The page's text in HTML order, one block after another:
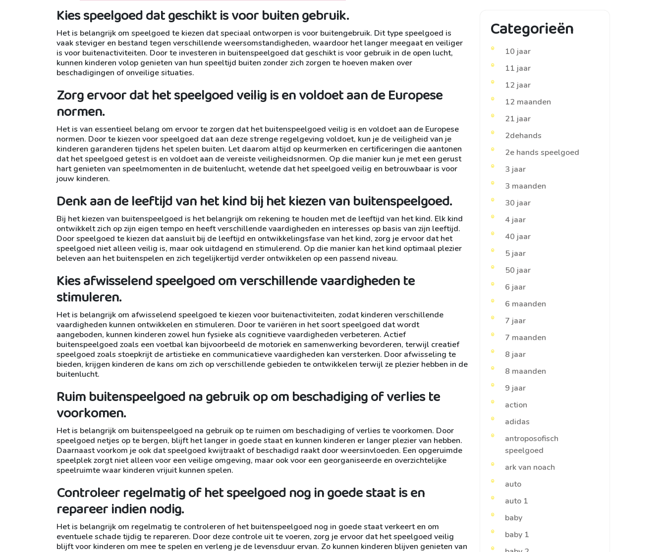
Kies speelgoed dat geschikt is voor buiten gebruik.
Het is belangrijk om speelgoed te kiezen dat speciaal ontworpen is voor buitengebruik. Dit type speelgoed is
vaak steviger en bestand tegen verschillende weersomstandigheden, waardoor het langer meegaat en veiliger
is voor buitenactiviteiten. Door te investeren in buitenspeelgoed dat geschikt is voor gebruik in de open lucht,
kunnen kinderen volop genieten van hun speeltijd buiten zonder zich zorgen te hoeven maken over
beschadigingen of onveilige situaties.
Zorg ervoor dat het speelgoed veilig is en voldoet aan de Europese
normen.
Het is van essentieel belang om ervoor te zorgen dat het buitenspeelgoed veilig is en voldoet aan de Europese
normen. Door te kiezen voor speelgoed dat aan deze strenge regelgeving voldoet, kun je de veiligheid van je
kinderen garanderen tijdens het spelen buiten. Let daarom altijd op keurmerken en certificeringen die aantonen
dat het speelgoed getest is en voldoet aan de vereiste veiligheidsnormen. Op die manier kun je met een gerust
hart genieten van speelmomenten in de buitenlucht, wetende dat het speelgoed veilig en betrouwbaar is voor
jouw kinderen.
Denk aan de leeftijd van het kind bij het kiezen van buitenspeelgoed.
Bij het kiezen van buitenspeelgoed is het belangrijk om rekening te houden met de leeftijd van het kind. Elk kind
ontwikkelt zich op zijn eigen tempo en heeft verschillende vaardigheden en interesses op basis van zijn leeftijd.
Door speelgoed te kiezen dat aansluit bij de leeftijd en ontwikkelingsfase van het kind, zorg je ervoor dat het
speelgoed niet alleen veilig is, maar ook uitdagend en stimulerend. Op die manier kan het kind optimaal plezier
beleven aan het buitenspelen en zich tegelijkertijd verder ontwikkelen op een passend niveau.
Kies afwisselend speelgoed om verschillende vaardigheden te
stimuleren.
Het is belangrijk om afwisselend speelgoed te kiezen voor buitenactiviteiten, zodat kinderen verschillende
vaardigheden kunnen ontwikkelen en stimuleren. Door te variëren in het soort speelgoed dat wordt
aangeboden, kunnen kinderen zowel hun fysieke als cognitieve vaardigheden verbeteren. Actief
buitenspeelgoed zoals een voetbal kan bijvoorbeeld de motoriek en samenwerking bevorderen, terwijl creatief
speelgoed zoals stoepkrijt de artistieke en communicatieve vaardigheden kan versterken. Door afwisseling te
bieden, krijgen kinderen de kans om zich op verschillende gebieden te ontwikkelen terwijl ze plezier hebben in de
buitenlucht.
Ruim buitenspeelgoed na gebruik op om beschadiging of verlies te
voorkomen.
Het is belangrijk om buitenspeelgoed na gebruik op te ruimen om beschadiging of verlies te voorkomen. Door
speelgoed netjes op te bergen, blijft het langer in goede staat en kunnen kinderen er langer plezier van hebben.
Daarnaast voorkom je ook dat speelgoed kwijtraakt of beschadigd raakt door weersinvloeden. Een opgeruimde
speelplek zorgt niet alleen voor een veilige omgeving, maar ook voor een georganiseerde en overzichtelijke
speelruimte waar kinderen vrijuit kunnen spelen.
Controleer regelmatig of het speelgoed nog in goede staat is en
repareer indien nodig.
Het is belangrijk om regelmatig te controleren of het buitenspeelgoed nog in goede staat verkeert en om
eventuele schade tijdig te repareren. Door deze controle uit te voeren, zorg je ervoor dat het speelgoed veilig
blijft voor kinderen om mee te spelen en verleng je de levensduur ervan. Zo kunnen kinderen blijven genieten van
Categorieën
10 jaar
11 jaar
12 jaar
12 maanden
21 jaar
2dehands
2e hands speelgoed
3 jaar
3 maanden
30 jaar
4 jaar
40 jaar
5 jaar
50 jaar
6 jaar
6 maanden
7 jaar
7 maanden
8 jaar
8 maanden
9 jaar
action
adidas
antroposofisch
speelgoed
ark van noach
auto
auto 1
baby
baby 1